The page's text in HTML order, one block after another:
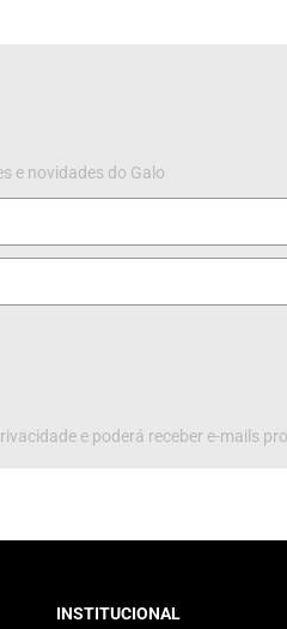
e novidades do Galo
e poderá receber e-mails
INSTITUCIONAL